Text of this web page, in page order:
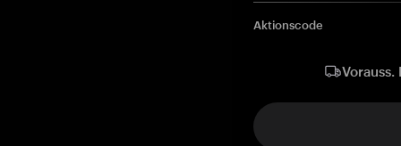
Aktionscode